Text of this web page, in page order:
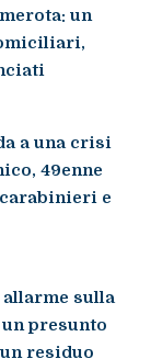
un
a una crisi
49enne
e
allarme sulla
presunto
residuo